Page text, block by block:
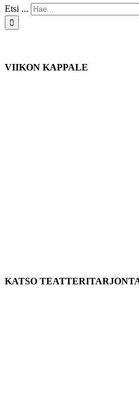
Etsi ...
VIIKON KAPPALE
KATSO